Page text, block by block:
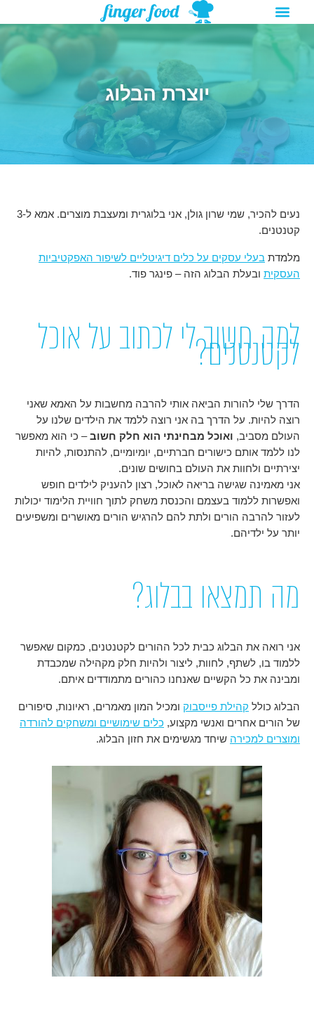
לתוכן
תפריט
יוצרת הבלוג
נעים להכיר, שמי שרון גולן, אני בלוגרית ומעצבת מוצרים. אמא ל-3
קטנטנים.
מלמדת בעלי עסקים על כלים דיגיטליים לשיפור האפקטיביות
העסקית ובעלת הבלוג הזה – פינגר פוד.
למה חשוב לי לכתוב על אוכל
לקטנטנים?
הדרך שלי להורות הביאה אותי להרבה מחשבות על האמא שאני
רוצה להיות. על הדרך בה אני רוצה ללמד את הילדים שלנו על
העולם מסביב, ואוכל מבחינתי הוא חלק חשוב– כי הוא מאפשר
לנו ללמד אותם כישורים חברתיים, יומיומיים, להתנסות, להיות
יצירתיים ולחוות את העולם בחושים שונים.
אני מאמינה שגישה בריאה לאוכל, רצון להעניק לילדים חופש
ואפשרות ללמוד בעצמם והכנסת משחק לתוך חוויית הלימוד יכולות
לעזור להרבה הורים ולתת להם להרגיש הורים מאושרים ומשפיעים
יותר על ילדיהם.
מה תמצאו בבלוג?
אני רואה את הבלוג כבית לכל ההורים לקטנטנים, כמקום שאפשר
ללמוד בו, לשתף, לחוות, ליצור ולהיות חלק מקהילה שמכבדת
ומבינה את כל הקשיים שאנחנו כהורים מתמודדים איתם.
הבלוג כולל קהילת פייסבוק ומכיל המון מאמרים, ראיונות, סיפורים
של הורים אחרים ואנשי מקצוע, כלים שימושיים ומשחקים להורדה
ומוצרים למכירה שיחד מגשימים את חזון הבלוג.